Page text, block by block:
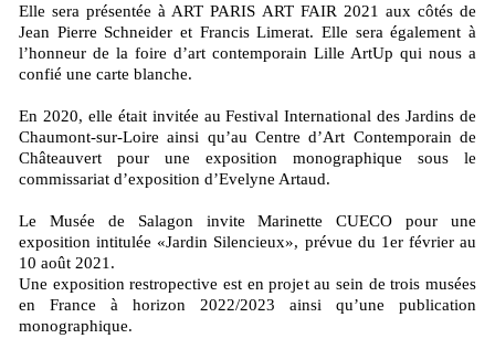
Elle sera présentée à ART PARIS ART FAIR 2021 aux côtés de
Jean Pierre Schneider et Francis Limerat. Elle sera également à
l’honneur de la foire d’art contemporain Lille ArtUp qui nous a
confié une carte blanche.
En 2020, elle était invitée au Festival International des Jardins de
Chaumont-sur-Loire ainsi qu’au Centre d’Art Contemporain de
Châteauvert pour une exposition monographique sous le
commissariat d’exposition d’Evelyne Artaud.
Le Musée de Salagon invite Marinette CUECO pour une
exposition intitulée «Jardin Silencieux», prévue du 1er février au
10 août 2021.
Une exposition restropective est en projet au sein de trois musées
en France à horizon 2022/2023 ainsi qu’une publication
monographique.